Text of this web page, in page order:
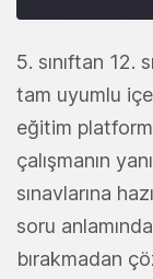
5. sınıftan 12.
tam uyumlu
eğitim
çalışmanın
sınavlarına
soru
bırakmadan